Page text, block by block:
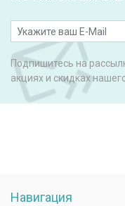
Подпишитесь на
акциях и скидках
Навигация